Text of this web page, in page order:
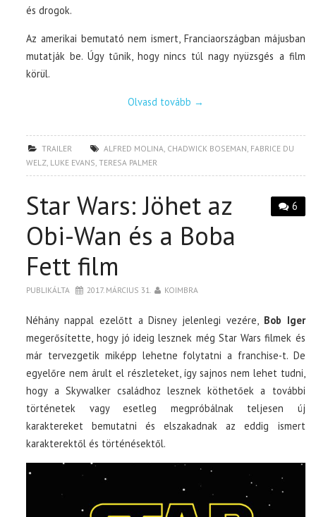
és drogok.
Az amerikai bemutató nem ismert, Franciaországban májusban
mutatják be. Úgy tűnik, hogy nincs túl nagy nyüzsgés a film
körül.
Olvasd tovább →
TRAILER ALFRED MOLINA, CHADWICK BOSEMAN, FABRICE DU
WELZ, LUKE EVANS,TERESA PALMER
6
Star Wars: Jöhet az
Obi-Wan és a Boba
Fett film
PUBLIKÁLTA 2017. MÁRCIUS 31. KOIMBRA
Néhány nappal ezelőtt a Disney jelenlegi vezére, Bob Iger
megerősítette, hogy jó ideig lesznek még Star Wars filmek és
már tervezgetik miképp lehetne folytatni a franchise-t. De
egyelőre nem árult el részleteket, így sajnos nem lehet tudni,
hogy a Skywalker családhoz lesznek köthetőek a további
történetek vagy esetleg megpróbálnak teljesen új
karaktereket bemutatni és elszakadnak az eddig ismert
karakterektől és történésektől.